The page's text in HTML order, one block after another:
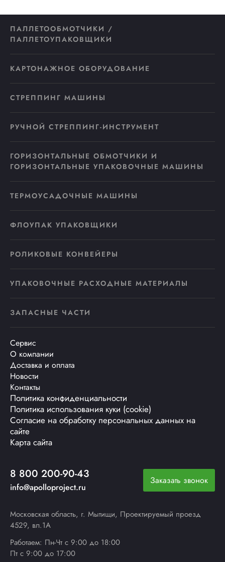
ПАЛЛЕТООБМОТЧИКИ /
ПАЛЛЕТОУПАКОВЩИКИ
КАРТОНАЖНОЕ ОБОРУДОВАНИЕ
СТРЕППИНГ МАШИНЫ
РУЧНОЙ СТРЕППИНГ-ИНСТРУМЕНТ
ГОРИЗОНТАЛЬНЫЕ ОБМОТЧИКИ И
ГОРИЗОНТАЛЬНЫЕ УПАКОВОЧНЫЕ МАШИНЫ
ТЕРМОУСАДОЧНЫЕ МАШИНЫ
ФЛОУПАК УПАКОВЩИКИ
РОЛИКОВЫЕ КОНВЕЙЕРЫ
УПАКОВОЧНЫЕ РАСХОДНЫЕ МАТЕРИАЛЫ
ЗАПАСНЫЕ ЧАСТИ
Сервис
О компании
Доставка и оплата
Новости
Контакты
Политика конфиденциальности
Политика использования куки (cookie)
Согласие на обработку персональных данных на
сайте
Карта сайта
8 800 200-90-43
info@apolloproject.ru
Заказать звонок
Московская область, г. Мытищи, Проектируемый проезд
4529, вл.1А
Работаем: Пн-Чт с 9:00 до 18:00
Пт с 9:00 до 17:00